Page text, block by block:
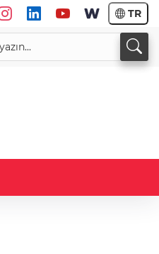
TR
33,9642